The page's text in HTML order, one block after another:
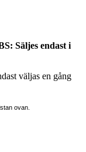
Säljes endast i
väljas en gång
ovan.